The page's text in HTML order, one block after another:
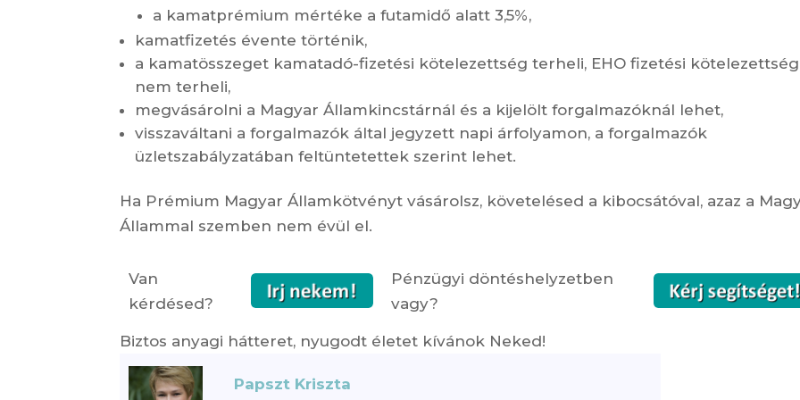
a kamatprémium mértéke a futamidő alatt 3,5%,
kamatfizetés évente történik,
a kamatösszeget kamatadó-fizetési kötelezettség terheli, EHO fizetési kötelezettség
nem terheli,
megvásárolni a Magyar Államkincstárnál és a kijelölt forgalmazóknál lehet,
visszaváltani a forgalmazók által jegyzett napi árfolyamon, a forgalmazók
üzletszabályzatában feltüntetettek szerint lehet.
Ha Prémium Magyar Államkötvényt vásárolsz, követelésed a kibocsátóval, azaz a
Állammal szemben nem évül el.
Van
kérdésed?
Pénzügyi döntéshelyzetben
vagy?
Biztos anyagi hátteret, nyugodt életet kívánok Neked!
Papszt Kriszta